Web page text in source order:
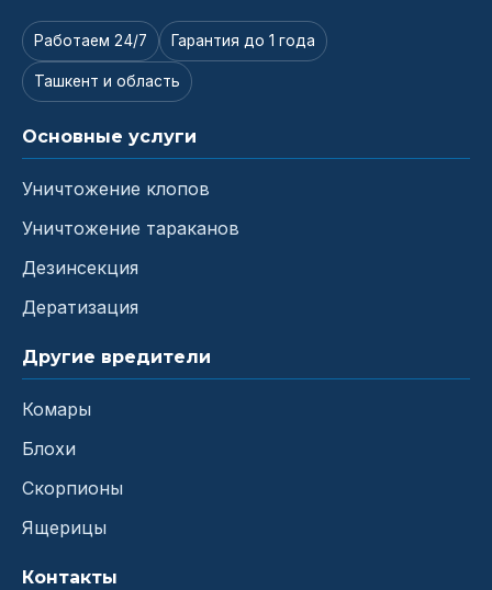
Работаем 24/7 Гарантия до 1 года
Ташкент и область
Основные услуги
Уничтожение клопов
Уничтожение тараканов
Дезинсекция
Дератизация
Другие вредители
Комары
Блохи
Скорпионы
Ящерицы
Контакты